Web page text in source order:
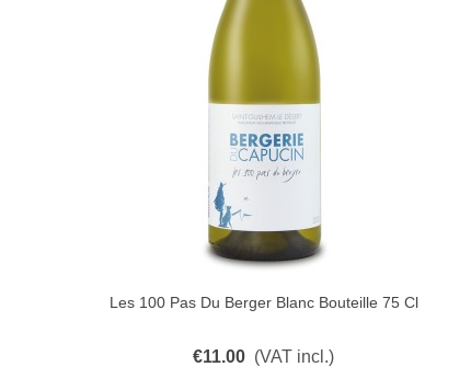
Quick View
Les 100 Pas Du Berger Blanc Bouteille 75 Cl
€11.00 (VAT incl.)